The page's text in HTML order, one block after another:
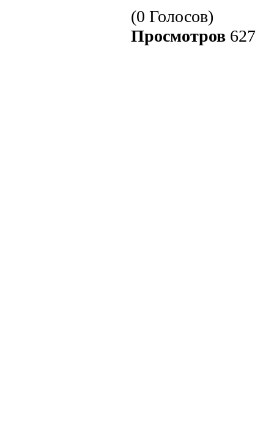
(0 Голосов)
Просмотров 627